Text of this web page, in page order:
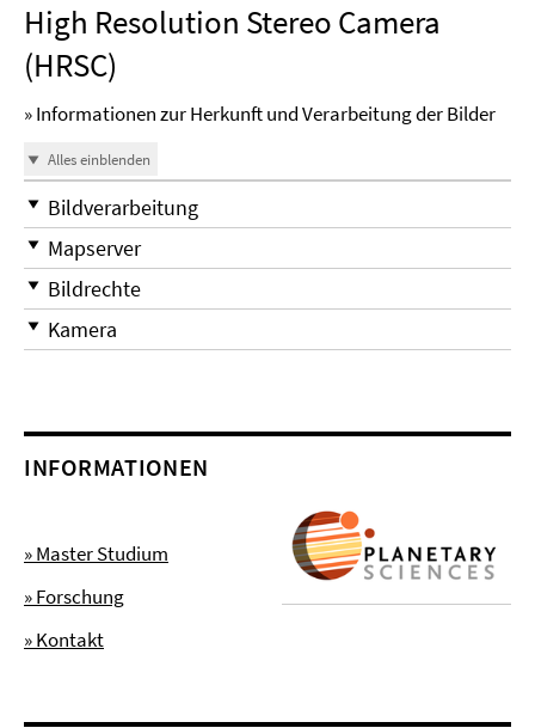
High Resolution Stereo Camera
(HRSC)
» Informationen zur Herkunft und Verarbeitung der Bilder
Alles einblenden
Bildverarbeitung
Mapserver
Bildrechte
Kamera
INFORMATIONEN
» Master Studium
» Forschung
» Kontakt